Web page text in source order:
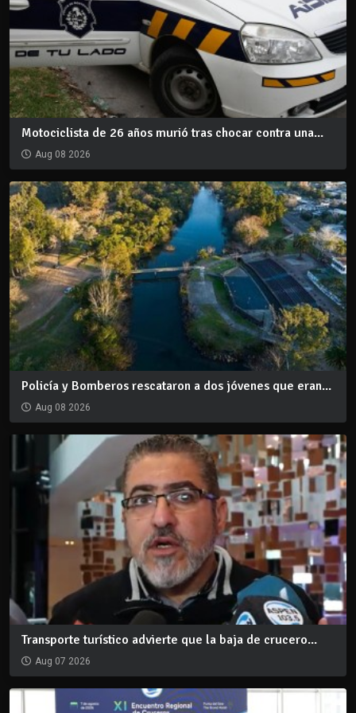
Motociclista de 26 años murió tras chocar contra una...
Aug 08 2026
Policía y Bomberos rescataron a dos jóvenes que eran...
Aug 08 2026
Transporte turístico advierte que la baja de crucero...
Aug 07 2026